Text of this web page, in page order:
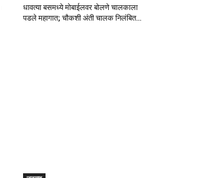
धावत्या बसमध्ये मोबाईलवर बोलणे चालकाला
पडले महागात; चौकशी अंती चालक निलंबित…